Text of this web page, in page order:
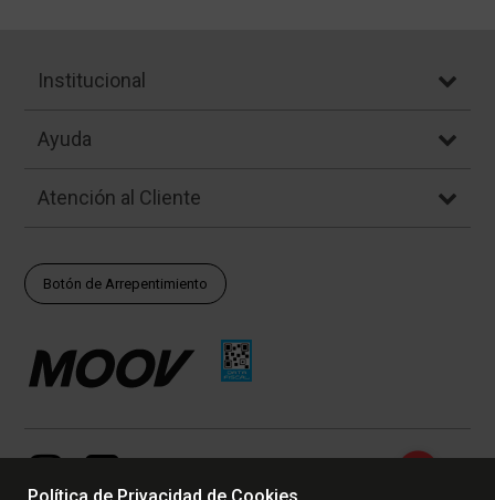
Institucional
Ayuda
Atención al Cliente
Botón de Arrepentimiento